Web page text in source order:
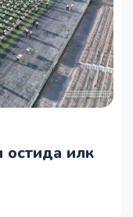
остида илк